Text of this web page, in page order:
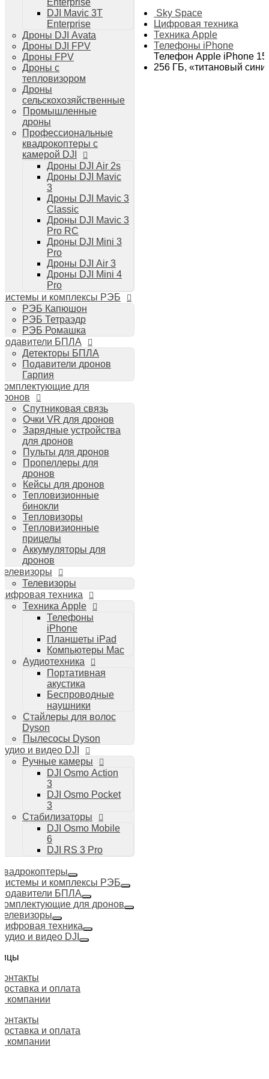
Дроны DJI Mini 4 Pro
Системы и комплексы РЭБ
РЭБ Капюшон
РЭБ Тетраэдр
РЭБ Ромашка
Подавители БПЛА
Детекторы БПЛА
Комплектующие для дронов
Спутниковая связь
Зарядные устройства для дронов
Пульты для дронов
Пропеллеры для дронов
Кейсы для дронов
Тепловизионные бинокли
Тепловизионные прицелы
Аккумуляторы для дронов
Телевизоры
Телевизоры
Цифровая техника
Техника Apple
Телефоны iPhone
Планшеты iPad
Компьютеры Mac
Аудиотехника
Стайлеры для волос Dyson
Пылесосы Dyson
Аудио и видео DJI
Ручные камеры
DJI Osmo Action 3
DJI Osmo Pocket 3
Стабилизаторы
DJI Osmo Mobile 6
DJI RS 3 Pro
Enterprise
DJI Mavic 3T
Enterprise
Дроны DJI Avata
Дроны DJI FPV
Дроны FPV
Дроны с
тепловизором
Дроны
сельскохозяйственные
Промышленные
дроны
Профессиональные
квадрокоптеры с
камерой DJI
Дроны DJI Air 2s
Дроны DJI Mavic
3
Дроны DJI Mavic 3
Classic
Дроны DJI Mavic 3
Pro RC
Дроны DJI Mini 3
Pro
Дроны DJI Air 3
Дроны DJI Mini 4
Pro
и комплексы РЭБ
РЭБ Капюшон
РЭБ Тетраэдр
РЭБ Ромашка
БПЛА
Детекторы БПЛА
Подавители дронов
Гарпия
для
Спутниковая связь
Очки VR для дронов
Зарядные устройства
для дронов
Пульты для дронов
Пропеллеры для
дронов
Кейсы для дронов
Тепловизионные
бинокли
Тепловизоры
Тепловизионные
прицелы
Аккумуляторы для
дронов
Телевизоры
техника
Техника Apple
Телефоны
iPhone
Планшеты iPad
Компьютеры Mac
Аудиотехника
Портативная
акустика
Беспроводные
наушники
Стайлеры для волос
Dyson
Пылесосы Dyson
и видео DJI
Ручные камеры
DJI Osmo Action
3
DJI Osmo Pocket
3
Стабилизаторы
DJI Osmo Mobile
6
DJI RS 3 Pro
и комплексы РЭБ
БПЛА
для дронов
техника
и видео DJI
и оплата
компании
и оплата
компании
Sky Space
Цифровая техника
Техника Apple
Телефоны iPhone
Телефон Apple iPhone 15
256 ГБ, «титановый